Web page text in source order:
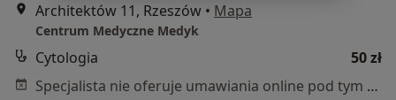
Architektów 11, Rzeszów • Mapa
Centrum Medyczne Medyk
Cytologia
50 zł
Specjalista nie oferuje umawiania online pod tym adresem.